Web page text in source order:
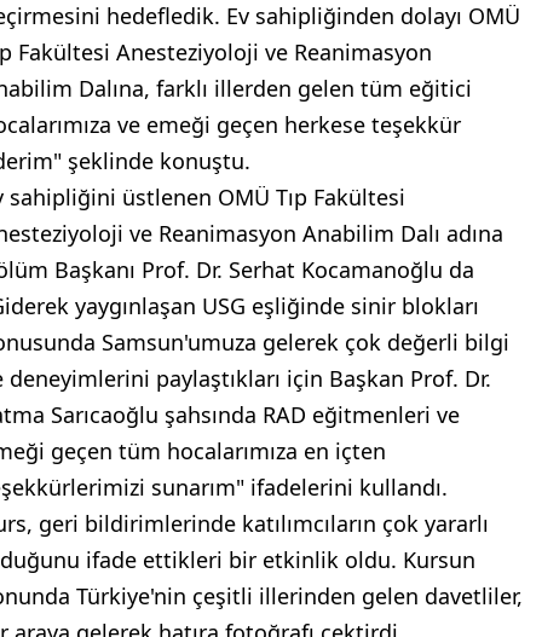
hedefledik. Ev sahipliğinden dolayı OMÜ
Fakültesi Anesteziyoloji ve Reanimasyon
Dalına, farklı illerden gelen tüm eğitici
ve emeği geçen herkese teşekkür
şeklinde konuştu.
sahipliğini üstlenen OMÜ Tıp Fakültesi
ve Reanimasyon Anabilim Dalı adına
Başkanı Prof. Dr. Serhat Kocamanoğlu da
yaygınlaşan USG eşliğinde sinir blokları
Samsun'umuza gelerek çok değerli bilgi
deneyimlerini paylaştıkları için Başkan Prof. Dr.
Sarıcaoğlu şahsında RAD eğitmenleri ve
geçen tüm hocalarımıza en içten
sunarım" ifadelerini kullandı.
geri bildirimlerinde katılımcıların çok yararlı
ifade ettikleri bir etkinlik oldu. Kursun
Türkiye'nin çeşitli illerinden gelen davetliler,